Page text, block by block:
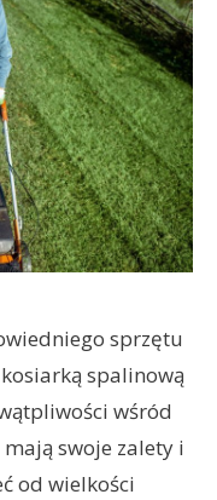
sprzętu
spalinową
wśród
swoje zalety i
od wielkości